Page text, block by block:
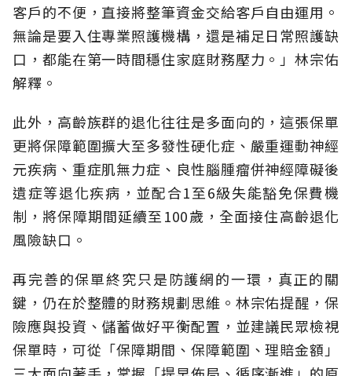
客戶的不便，直接將整筆資金交給客戶自由運用。
無論是要入住專業照護機構，還是補足日常照護缺
口，都能在第一時間穩住家庭財務壓力。」林宗佑
解釋。
此外，高齡族群的退化往往是多面向的，這張保單
更將保障範圍擴大至多發性硬化症、嚴重運動神經
元疾病、重症肌無力症、良性腦腫瘤併神經障礙後
遺症等退化疾病，並配合1至6級失能豁免保費機
制，將保障期間延續至100歲，全面接住高齡退化
風險缺口。
再完善的保單終究只是防護網的一環，真正的關
鍵，仍在於整體的財務規劃思維。 林宗佑提醒，保
險應與投資、儲蓄做好平衡配置，並建議民眾檢視
保單時，可從「保障期間、保障範圍、理賠金額」